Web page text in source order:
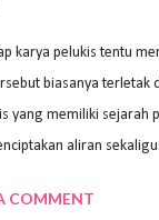
karya pelukis tentu
biasanya terletak
yang memiliki sejarah
aliran
teknik yang berbeda
COMMENT